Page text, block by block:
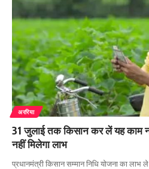
अररिया
31 जुलाई तक किसान कर लें यह काम
नहीं मिलेगा लाभ
प्रधानमंत्री किसान सम्मान निधि योजना का लाभ